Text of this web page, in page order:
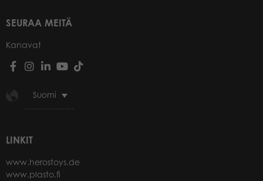
SEURAA MEITÄ
Kanavat
Suomi
LINKIT
www.herostoys.de
www.plasto.fi